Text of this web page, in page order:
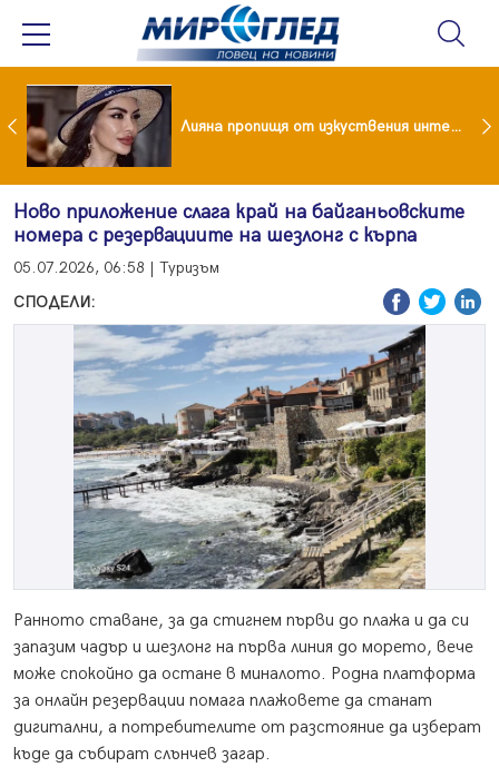
Популярен риалити герой заряза жена си заради друга Лияна пропищя от изкуствения интелект
Ново приложение слага край на байганьовските
номера с резервациите на шезлонг с кърпа
05.07.2026, 06:58 | Туризъм
СПОДЕЛИ:
Ранното ставане, за да стигнем първи до плажа и да си
запазим чадър и шезлонг на първа линия до морето, вече
може спокойно да остане в миналото. Родна платформа
за онлайн резервации помага плажовете да станат
дигитални, а потребителите от разстояние да изберат
къде да събират слънчев загар.